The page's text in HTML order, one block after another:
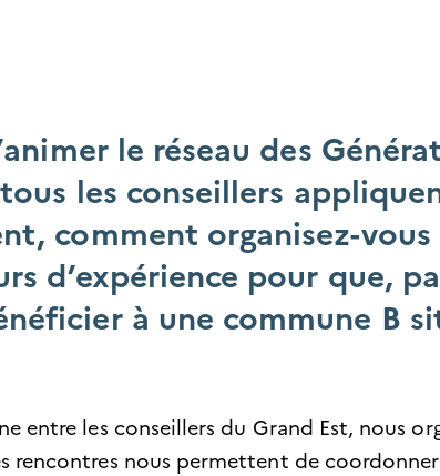
le réseau des
les conseillers
comment organisez-
d’expérience pour que,
à une commune B
entre les conseillers du Grand Est, nous
rencontres nous permettent de